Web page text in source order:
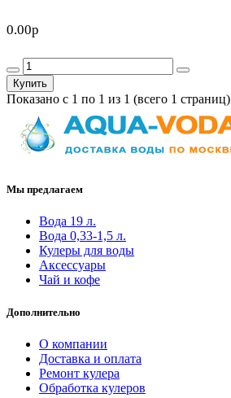
0.00р
Купить
Показано с 1 по 1 из 1 (всего 1 страниц)
Мы предлагаем
Вода 19 л.
Вода 0,33-1,5 л.
Кулеры для воды
Аксессуары
Чай и кофе
Дополнительно
О компании
Доставка и оплата
Ремонт кулера
Обработка кулеров